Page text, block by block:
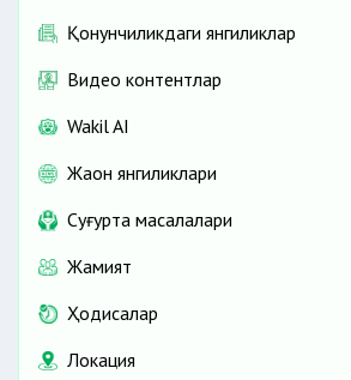
Қонунчиликдаги янгиликлар
Видео контентлар
Wakil AI
Жаҳон янгиликлари
Cуғурта масалалари
Жамият
Ҳодисалар
Локация